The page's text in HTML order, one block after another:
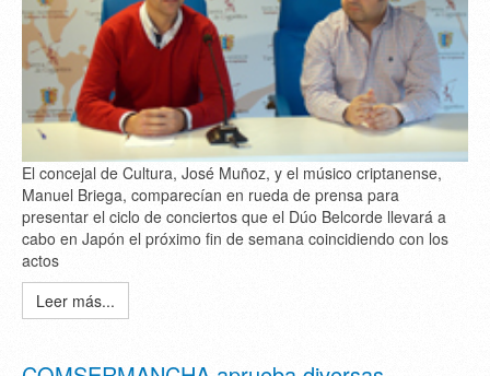
El concejal de Cultura, José Muñoz, y el músico criptanense,
Manuel Briega, comparecían en rueda de prensa para
presentar el ciclo de conciertos que el Dúo Belcorde llevará a
cabo en Japón el próximo fin de semana coincidiendo con los
actos
Leer más...